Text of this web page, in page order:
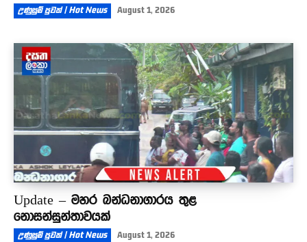
උණුසුම් පුවත් | Hot News August 1, 2026
Update – මහර බන්ධනාගාරය තුළ
නොසන්සුන්තාවයක්
උණුසුම් පුවත් | Hot News August 1, 2026